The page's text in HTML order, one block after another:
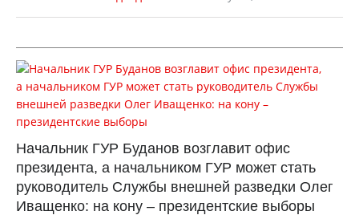
Начальник ГУР Буданов возглавит офис
президента, а начальником ГУР может стать
руководитель Службы внешней разведки Олег
Иващенко: на кону – президентские выборы